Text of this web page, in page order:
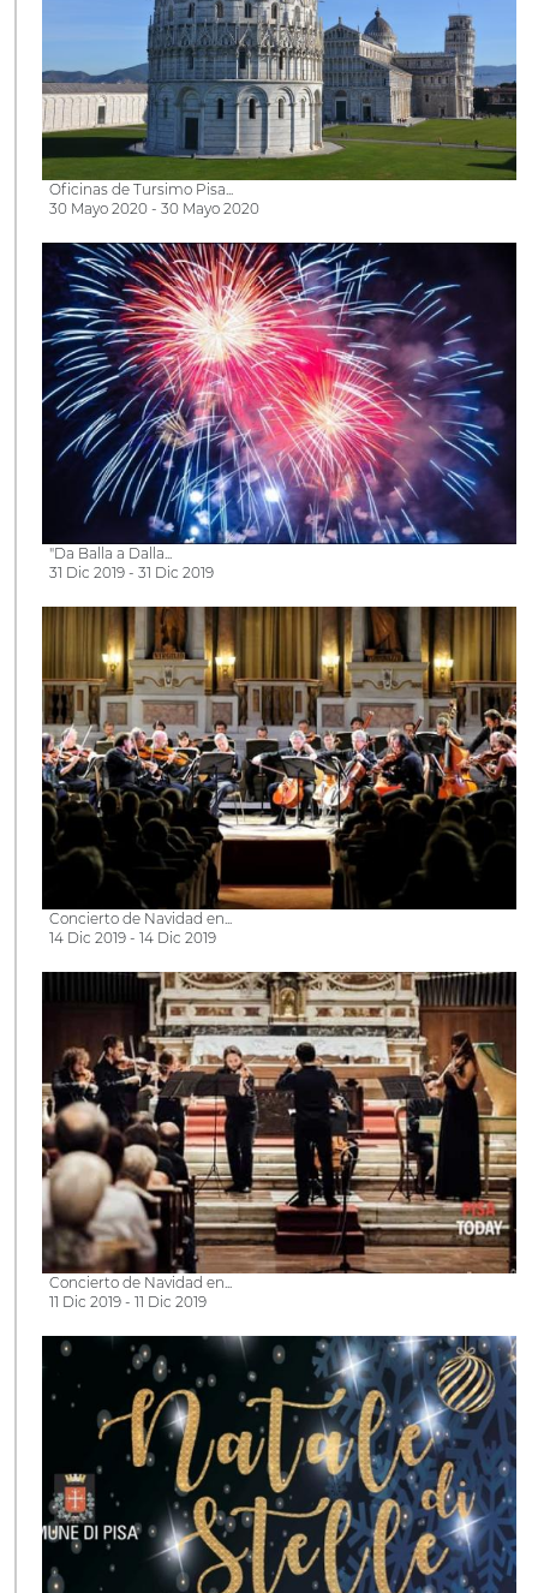
Oficinas de Tursimo Pisa...
30 Mayo 2020 - 30 Mayo 2020
"Da Balla a Dalla...
31 Dic 2019 - 31 Dic 2019
Concierto de Navidad en...
14 Dic 2019 - 14 Dic 2019
Concierto de Navidad en...
11 Dic 2019 - 11 Dic 2019